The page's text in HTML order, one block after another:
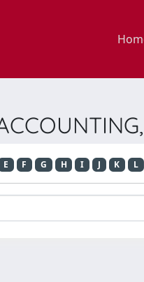
E F G H I J K L